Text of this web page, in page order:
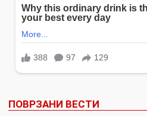
ПОВРЗАНИ ВЕСТИ